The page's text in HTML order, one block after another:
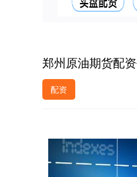
郑州原油期货配
配资